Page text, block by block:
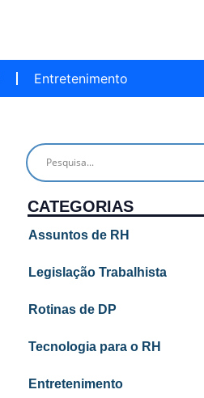
Entretenimento
CATEGORIAS
Assuntos de RH
Legislação Trabalhista
Rotinas de DP
Tecnologia para o RH
Entretenimento